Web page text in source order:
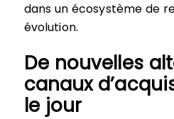
dans un écosystème de
évolution.
De nouvelles
canaux
le jour